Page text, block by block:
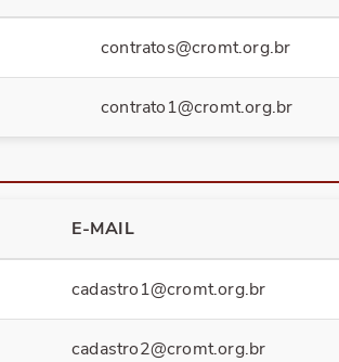
contratos@cromt.org.br
contrato1@cromt.org.br
E-MAIL
cadastro1@cromt.org.br
cadastro2@cromt.org.br